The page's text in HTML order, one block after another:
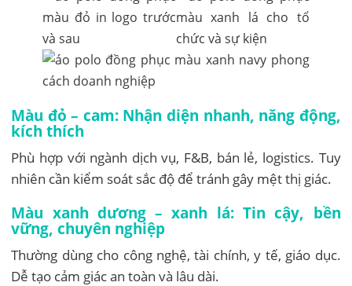
Màu đỏ – cam: Nhận diện nhanh, năng động,
kích thích
Phù hợp với ngành dịch vụ, F&B, bán lẻ, logistics. Tuy
nhiên cần kiểm soát sắc độ để tránh gây mệt thị giác.
Màu xanh dương – xanh lá: Tin cậy, bền
vững, chuyên nghiệp
Thường dùng cho công nghệ, tài chính, y tế, giáo dục.
Dễ tạo cảm giác an toàn và lâu dài.